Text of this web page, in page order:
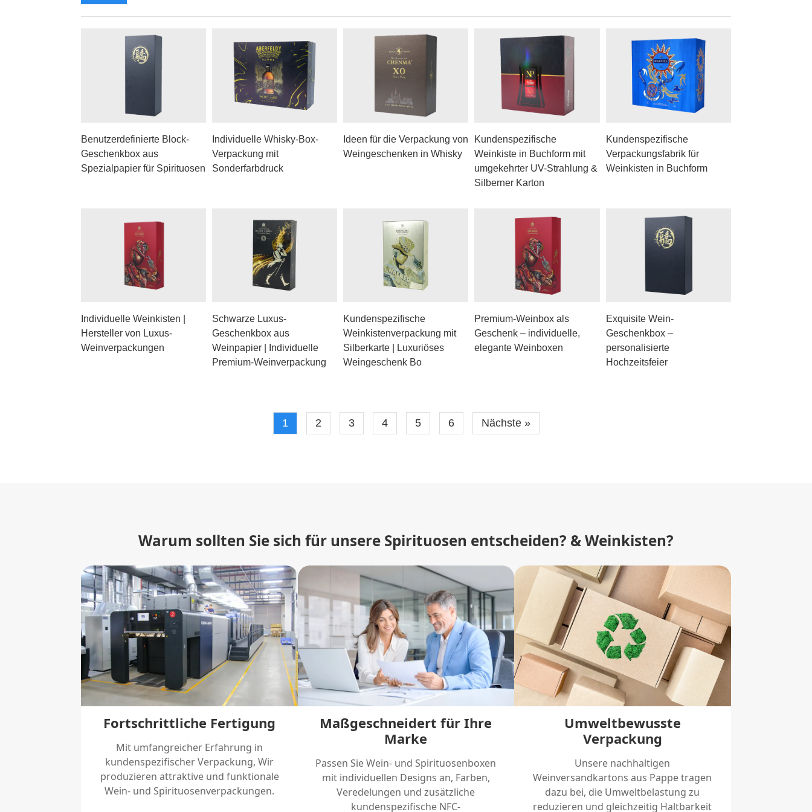
Benutzerdefinierte Block-
Geschenkbox aus
Spezialpapier für Spirituosen
Individuelle Whisky-Box-
Verpackung mit
Sonderfarbdruck
Ideen für die Verpackung von
Weingeschenken in Whisky
Kundenspezifische
Weinkiste in Buchform mit
umgekehrter UV-Strahlung &
Silberner Karton
Kundenspezifische
Verpackungsfabrik für
Weinkisten in Buchform
Individuelle Weinkisten |
Hersteller von Luxus-
Weinverpackungen
Schwarze Luxus-
Geschenkbox aus
Weinpapier | Individuelle
Premium-Weinverpackung
Kundenspezifische
Weinkistenverpackung mit
Silberkarte | Luxuriöses
Weingeschenk Bo
Premium-Weinbox als
Geschenk – individuelle,
elegante Weinboxen
Exquisite Wein-
Geschenkbox –
personalisierte
Hochzeitsfeier
1 2 3 4 5 6 Nächste »
Warum sollten Sie sich für unsere Spirituosen entscheiden? & Weinkisten?
Fortschrittliche Fertigung
Mit umfangreicher Erfahrung in
kundenspezifischer Verpackung, Wir
produzieren attraktive und funktionale
Wein- und Spirituosenverpackungen.
Maßgeschneidert für Ihre
Marke
Passen Sie Wein- und Spirituosenboxen
mit individuellen Designs an, Farben,
Veredelungen und zusätzliche
kundenspezifische NFC-
Umweltbewusste
Verpackung
Unsere nachhaltigen
Weinversandkartons aus Pappe tragen
dazu bei, die Umweltbelastung zu
reduzieren und gleichzeitig Haltbarkeit